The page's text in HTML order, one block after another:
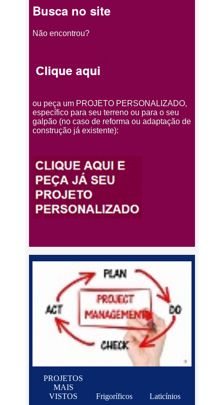
Busca no site
Não encontrou?
ou peça um PROJETO PERSONALIZADO,
específico para seu terreno ou para o seu
galpão (no caso de reforma ou adaptação de
construção já existente):
PROJETOS
MAIS
VISTOS
Frigoríficos
Laticínios